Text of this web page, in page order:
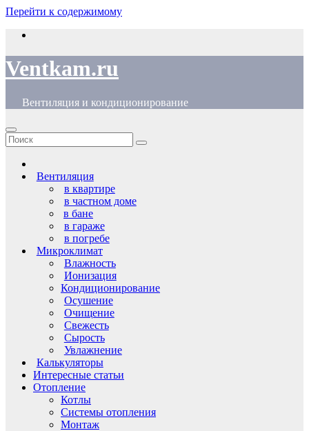
Перейти к содержимому
Ventkam.ru
Вентиляция и кондиционирование
Вентиляция
в квартире
в частном доме
в бане
в гараже
в погребе
Микроклимат
Влажность
Ионизация
Кондиционирование
Осушение
Очищение
Свежесть
Сырость
Увлажнение
Калькуляторы
Интересные статьи
Отопление
Котлы
Системы отопления
Монтаж